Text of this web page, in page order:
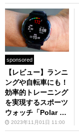
sponsored
【レビュー】ランニ
ングや自転車にも！
効率的トレーニング
を実現するスポーツ
ウォッチ「Polar Va
ntage V3」
2023年11月01日 11:00